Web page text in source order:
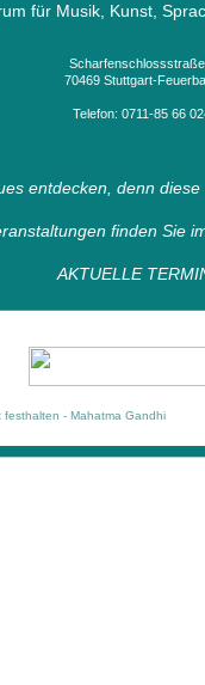
für Musik, Kunst,
70469 Stuttgart-
Telefon: 0711-85 66
entdecken, denn
finden Sie
AKTUELLE
- Mahatma Gandhi